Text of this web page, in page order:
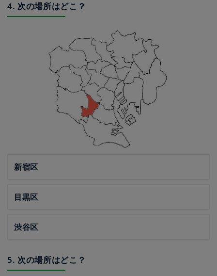
4. 次の場所はどこ？
新宿区
目黒区
渋谷区
5. 次の場所はどこ？